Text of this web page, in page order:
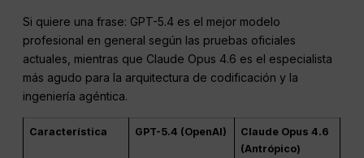
Si quiere una frase: GPT-5.4 es el mejor modelo
profesional en general según las pruebas oficiales
actuales, mientras que Claude Opus 4.6 es el especialista
más agudo para la arquitectura de codificación y la
ingeniería agéntica.
Característica GPT-5.4 (OpenAI)
Claude Opus 4.6
(Antrópico)